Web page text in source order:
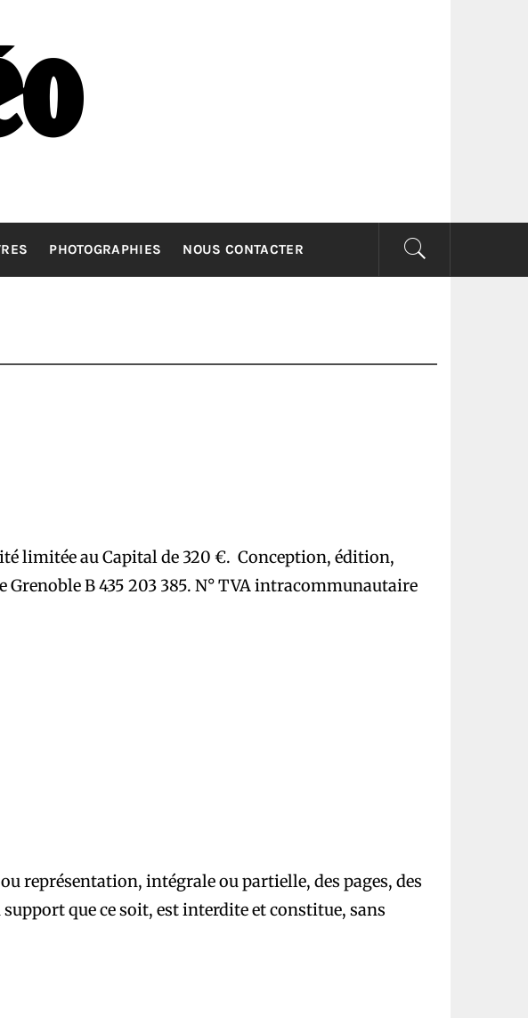
Format
PHOTOGRAPHIES NOUS CONTACTER
limitée au Capital de 320 €. Conception, édition,
B 435 203 385. N° TVA intracommunautaire
représentation, intégrale ou partielle, des pages, des
que ce soit, est interdite et constitue, sans